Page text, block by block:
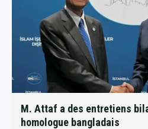
M. Attaf a des entretiens
homologue bangladais